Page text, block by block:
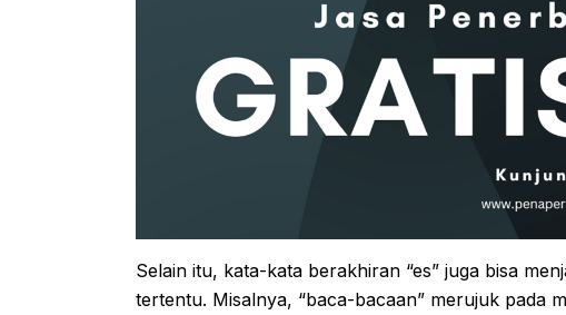
Selain itu, kata-kata berakhiran “es” juga bisa
tertentu. Misalnya, “baca-bacaan” merujuk pada